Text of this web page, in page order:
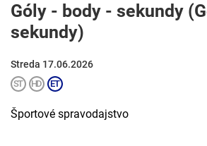
Góly - body - sekundy
sekundy)
Streda 17.06.2026
Športové spravodajstvo